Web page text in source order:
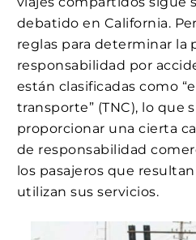
debatido en California.
reglas para determinar la
responsabilidad por
están clasificadas como
transporte” (TNC), lo que
proporcionar una cierta
de responsabilidad
los pasajeros que
utilizan sus servicios.